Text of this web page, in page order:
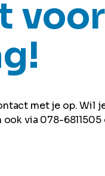
met je op. Wil
via 078-6811505